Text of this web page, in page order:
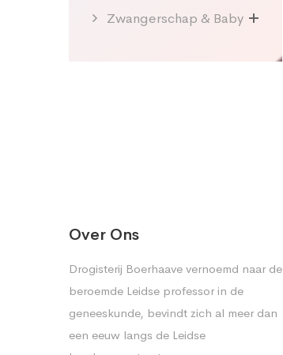
Zwangerschap & Baby
Over Ons
Drogisterij Boerhaave vernoemd naar de
beroemde Leidse professor in de
geneeskunde, bevindt zich al meer dan
een eeuw langs de Leidse